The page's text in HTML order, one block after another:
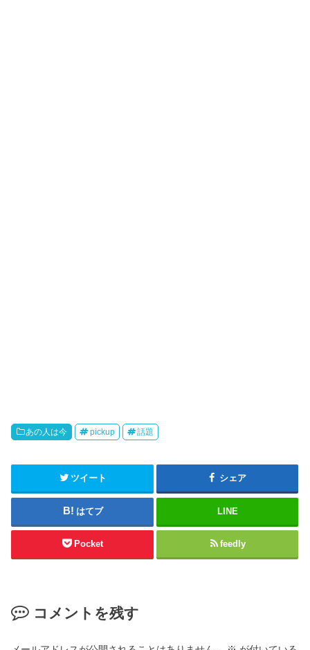
あの人は今 pickup 話題
ツイート シェア
はてブ LINE
Pocket feedly
コメントを残す